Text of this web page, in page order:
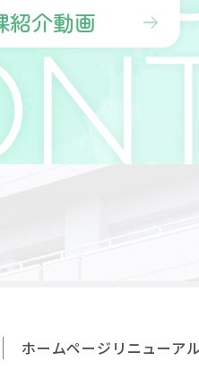
紹介動画
ホームページリニューア